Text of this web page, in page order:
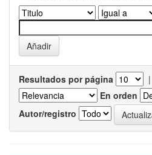
Resultados por página |
En orden
Autor/registro